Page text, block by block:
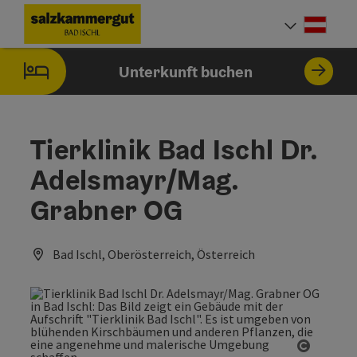
Zum InhaltAccesskey
[0]
Zur NavigationAccesskey
[1]
Zum Seitenanfang
Zur StartseiteAccesskey
[7]
Unterkunft buchen
Tierklinik Bad Ischl Dr.
Adelsmayr/Mag.
Grabner OG
Bad Ischl, Oberösterreich, Österreich